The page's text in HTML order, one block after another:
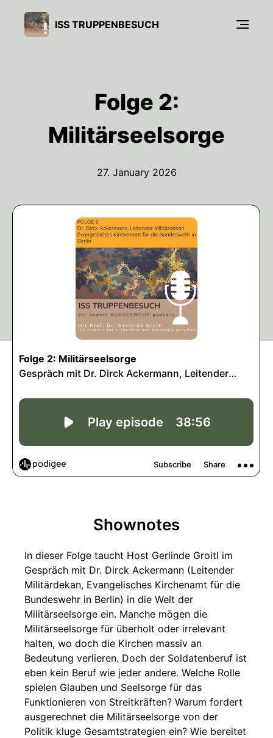
ISS TRUPPENBESUCH
Folge 2:
Militärseelsorge
27. January 2026
Shownotes
In dieser Folge taucht Host Gerlinde Groitl im
Gespräch mit Dr. Dirck Ackermann (Leitender
Militärdekan, Evangelisches Kirchenamt für die
Bundeswehr in Berlin) in die Welt der
Militärseelsorge ein. Manche mögen die
Militärseelsorge für überholt oder irrelevant
halten, wo doch die Kirchen massiv an
Bedeutung verlieren. Doch der Soldatenberuf ist
eben kein Beruf wie jeder andere. Welche Rolle
spielen Glauben und Seelsorge für das
Funktionieren von Streitkräften? Warum fordert
ausgerechnet die Militärseelsorge von der
Politik kluge Gesamtstrategien ein? Wie bereitet